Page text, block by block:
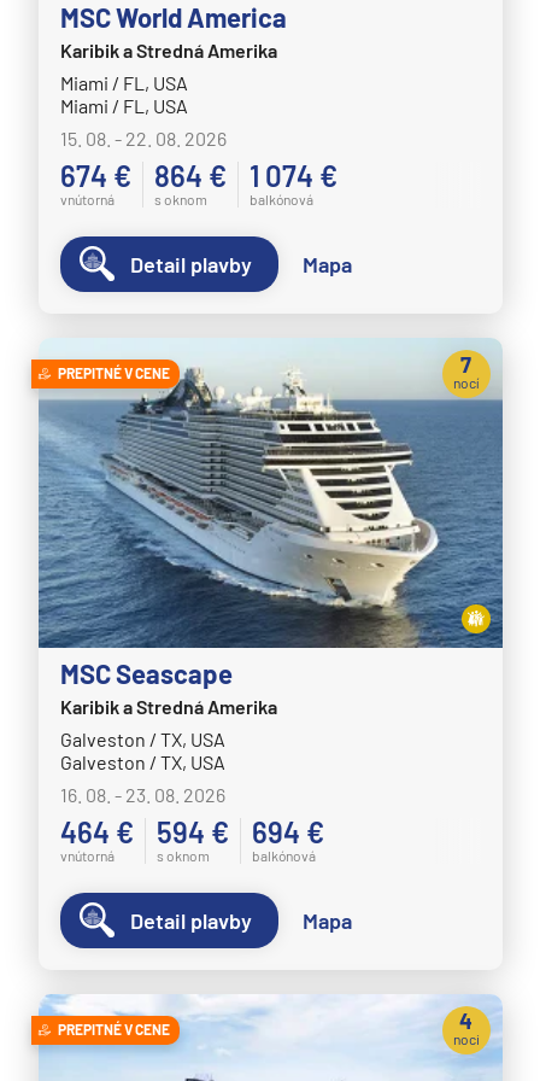
Afrika
Indický oceán
Seychely a Maurícius
Havaj a Južný Pacifik
Havajské ostrovy
Repozičné plavby
Repozičné plavby
⇆ Panamský kanál
⇆ Pobrežie Európy
⇆ Suezský prieplav
Plavby okolo sveta
Plavba okolo sveta - segment
Plavby okolo sveta
Expedičné plavby
Antarktída
Arktída
Expedičné plavby
Galapágy
Potvrdiť zrušiť výber
MSC World America
Karibik a Stredná Amerika
Miami / FL, USA
Miami / FL, USA
15. 08. - 22. 08. 2026
674 €
vnútorná
864 €
s oknom
1 074 €
balkónová
Detail plavby Mapa
PREPITNÉ V CENE
MSC Seascape
Karibik a Stredná Amerika
Galveston / TX, USA
Galveston / TX, USA
16. 08. - 23. 08. 2026
464 €
vnútorná
594 €
s oknom
694 €
balkónová
7
nocí
Detail plavby Mapa
PREPITNÉ V CENE 4
noci